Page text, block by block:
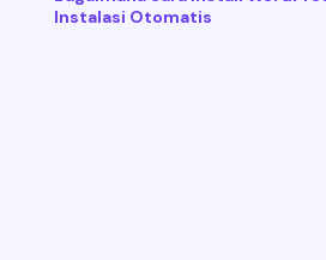
Instalasi Otomatis